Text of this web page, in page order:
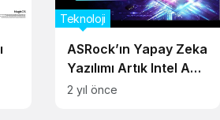
ASRock’ın Yapay Zeka
Yazılımı Artık Intel ARC
Ekran Kartlarını
Teknoloji
2 yıl önce